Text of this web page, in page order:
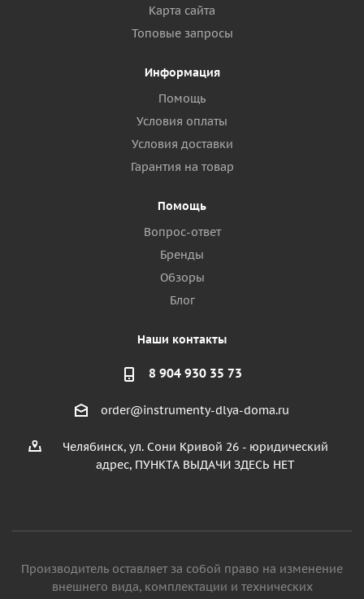
Карта сайта
Топовые запросы
Информация
Помощь
Условия оплаты
Условия доставки
Гарантия на товар
Помощь
Вопрос-ответ
Бренды
Обзоры
Блог
Наши контакты
8 904 930 35 73
order@instrumenty-dlya-doma.ru
Челябинск, ул. Сони Кривой 26 - юридический
адрес, ПУНКТА ВЫДАЧИ ЗДЕСЬ НЕТ
Производитель оставляет за собой право на изменение
внешнего вида, комплектации и технических